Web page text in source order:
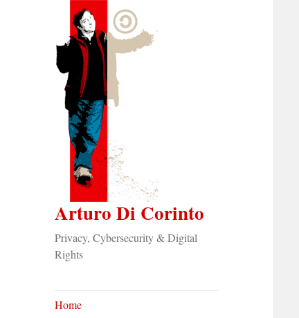
Arturo Di Corinto
Privacy, Cybersecurity & Digital
Rights
Home